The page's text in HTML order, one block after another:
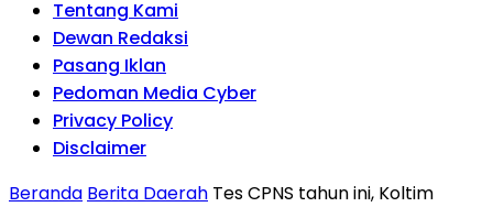
Tentang Kami
Dewan Redaksi
Pasang Iklan
Pedoman Media Cyber
Privacy Policy
Disclaimer
Beranda Berita Daerah Tes CPNS tahun ini, Koltim